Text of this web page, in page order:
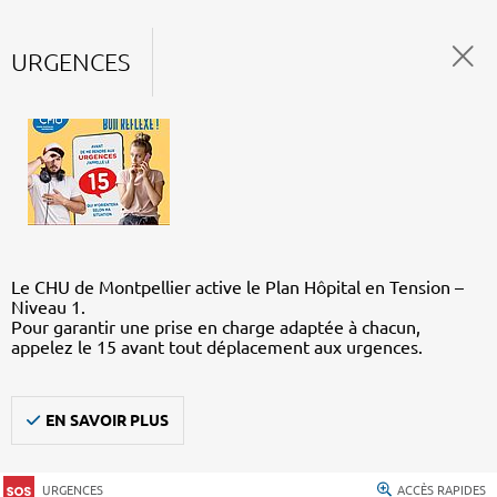
URGENCES
Le CHU de Montpellier active le Plan Hôpital en Tension –
Niveau 1.
Pour garantir une prise en charge adaptée à chacun,
appelez le 15 avant tout déplacement aux urgences.
EN SAVOIR PLUS
URGENCES ACCÈS RAPIDES